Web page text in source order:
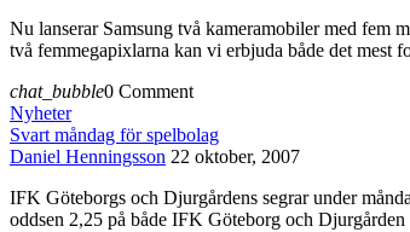
Nu lanserar Samsung två kameramobiler med fem
två femmegapixlarna kan vi erbjuda både det
chat_bubble0 Comment
Nyheter
Svart måndag för spelbolag
Daniel Henningsson 22 oktober, 2007
IFK Göteborgs och Djurgårdens segrar under
oddsen 2,25 på både IFK Göteborg och